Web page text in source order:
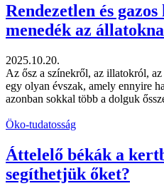
Rendezetlen és
menedék az
2025.10.20.
Az ősz a színekről, az illatokról,
egy olyan évszak, amely ennyire
azonban sokkal több a dolguk
Öko-tudatosság
Áttelelő békák a
segíthetjük őket?